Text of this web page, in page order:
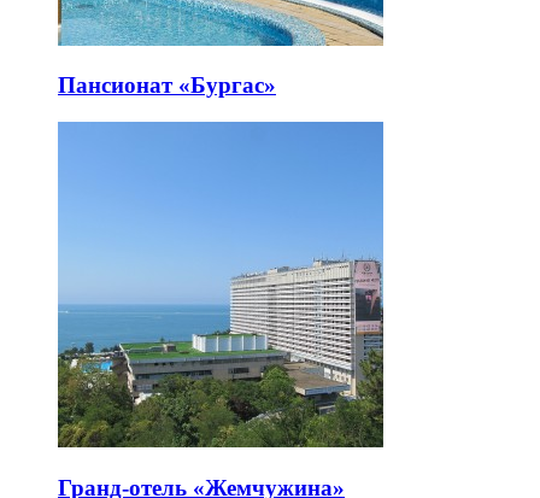
Пансионат «Бургас»
Гранд-отель «Жемчужина»